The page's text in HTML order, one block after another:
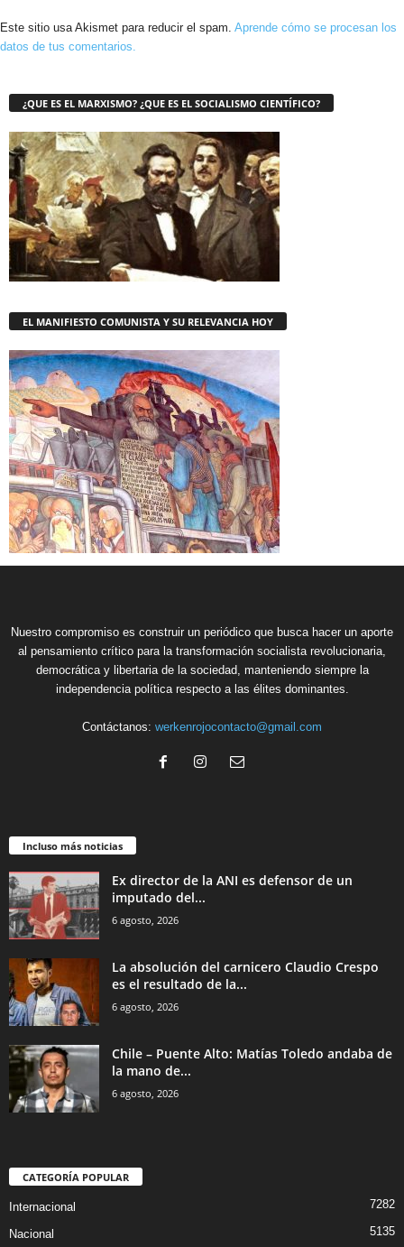
Este sitio usa Akismet para reducir el spam. Aprende cómo se procesan los
datos de tus comentarios.
¿QUE ES EL MARXISMO? ¿QUE ES EL SOCIALISMO CIENTÍFICO?
EL MANIFIESTO COMUNISTA Y SU RELEVANCIA HOY
Nuestro compromiso es construir un periódico que busca hacer un aporte
al pensamiento crítico para la transformación socialista revolucionaria,
democrática y libertaria de la sociedad, manteniendo siempre la
independencia política respecto a las élites dominantes.
Contáctanos: werkenrojocontacto@gmail.com
Incluso más noticias
Ex director de la ANI es defensor de un
imputado del...
6 agosto, 2026
La absolución del carnicero Claudio Crespo
es el resultado de la...
6 agosto, 2026
Chile – Puente Alto: Matías Toledo andaba de
la mano de...
6 agosto, 2026
CATEGORÍA POPULAR
Internacional 7282
Nacional 5135